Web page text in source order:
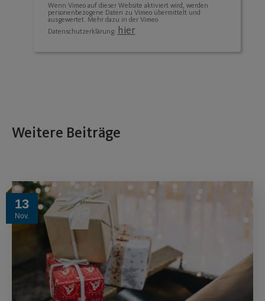
Wenn Vimeo auf dieser Website aktiviert wird, werden
personenbezogene Daten zu Vimeo übermittelt und
ausgewertet. Mehr dazu in der Vimeo
Datenschutzerklärung: hier
Weitere Beiträge
13
Nov.